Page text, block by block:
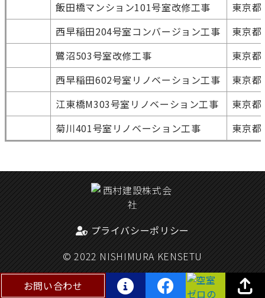
飯田橋マンション101号室改修工事
東京都
西早稲田204号室コンバージョン工事
東京都
鷺沼503号室改修工事
東京都
西早稲田602号室リノベーション工事
東京都
江東橋M303号室リノベーション工事
東京都
菊川401号室リノベーション工事
東京都
© 2022 NISHIMURA KENSETU
プライバシーポリシー
お問い合わせ